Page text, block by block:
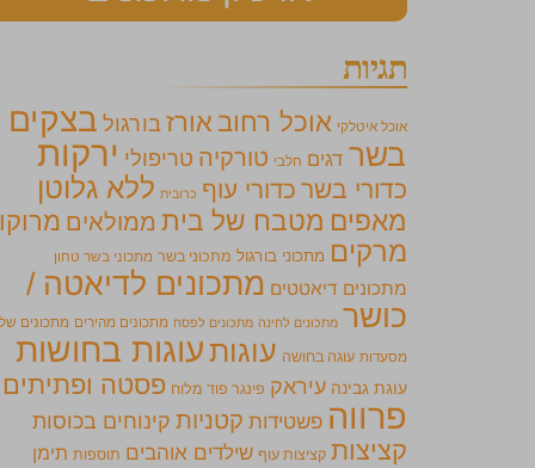
תגיות
אוכל איטלקי אוכל רחוב אורזבורגול בצקים
בשר דגים חלבי טורקיה טריפולי ירקות
כדורי בשר כדורי עוף כרובית ללא גלוטן
מאפים מטבח של בית ממולאים מרוקו
מרקים מתכוני בורגול מתכוני בשר מתכוני בשר טחון
מתכונים דיאטטים מתכונים לדיאטה /
כושר מתכונים לחינה מתכונים לפסח מתכונים מהירים מתכונים של
מסעדות עוגה בחושה עוגותעוגות בחושות
עוגת גבינה עיראק פינגר פוד מלוח פסטה ופתיתים
פרווה פשטידות קטניות קינוחים בכוסות
קציצות קציצות עוף שילדים אוהבים תוספות תימן